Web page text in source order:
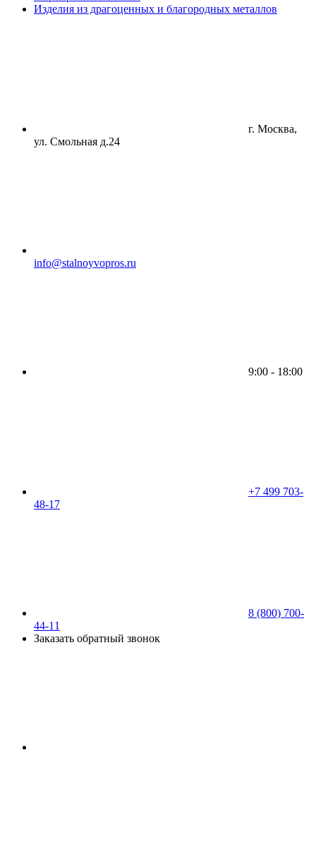
Изделия из драгоценных и благородных металлов
г. Москва,
ул. Смольная д.24
info@stalnoyvopros.ru
9:00 - 18:00
+7 499 703-
48-17
8 (800) 700-
44-11
Заказать обратный звонок